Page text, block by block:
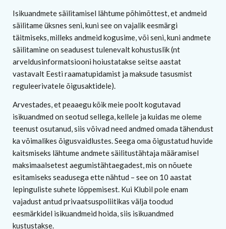
Isikuandmete säilitamisel lähtume põhimõttest, et andmeid
säilitame üksnes seni, kuni see on vajalik eesmärgi
täitmiseks, milleks andmeid kogusime, või seni, kuni andmete
säilitamine on seadusest tulenevalt kohustuslik (nt
arveldusinformatsiooni hoiustatakse seitse aastat
vastavalt Eesti raamatupidamist ja maksude tasusmist
reguleerivatele õigusaktidele).
Arvestades, et peaaegu kõik meie poolt kogutavad
isikuandmed on seotud sellega, kellele ja kuidas me oleme
teenust osutanud, siis võivad need andmed omada tähendust
ka võimalikes õigusvaidlustes. Seega oma õigustatud huvide
kaitsmiseks lähtume andmete säilitustähtaja määramisel
maksimaalsetest aegumistähtaegadest, mis on nõuete
esitamiseks seadusega ette nähtud – see on 10 aastat
lepinguliste suhete lõppemisest. Kui Klubil pole enam
vajadust antud privaatsuspoliitikas välja toodud
eesmärkidel isikuandmeid hoida, siis isikuandmed
kustustakse.